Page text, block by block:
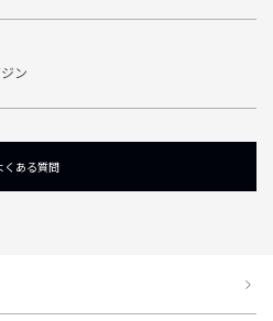
ン
くある質問